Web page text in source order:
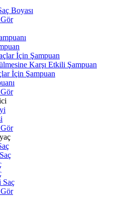
Boyası
İçin Şampuan
Karşı Etkili Şampuan
İçin Şampuan
Saç